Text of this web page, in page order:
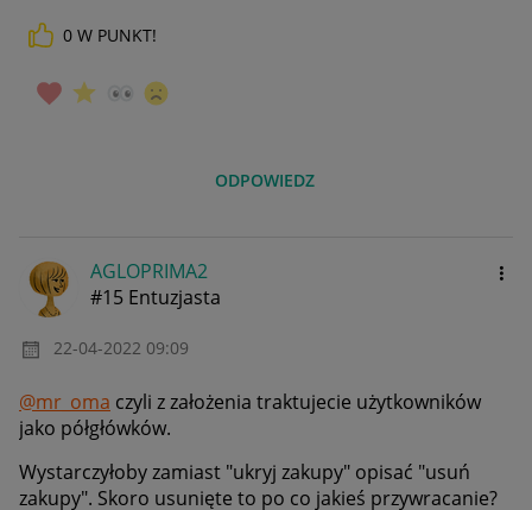
0 W PUNKT!
ODPOWIEDZ
AGLOPRIMA2
#15 Entuzjasta
‎22-04-2022 09:09
@mr_oma czyli z założenia traktujecie użytkowników
jako półgłówków.
Wystarczyłoby zamiast "ukryj zakupy" opisać "usuń
zakupy". Skoro usunięte to po co jakieś przywracanie?